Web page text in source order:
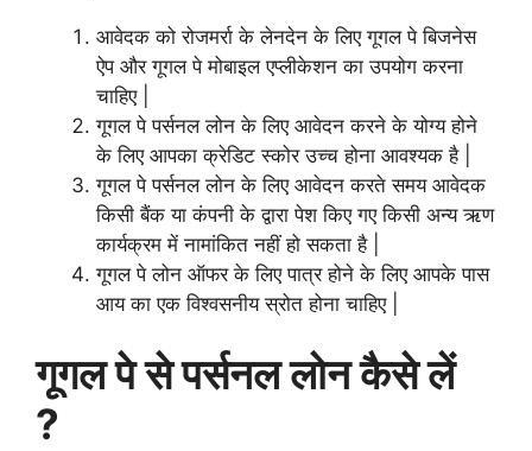
आवेदक को रोजमर्रा के लेनदेन के लिए गूगल पे बिजनेस
ऐप और गूगल पे मोबाइल एप्लीकेशन का उपयोग करना
चाहिए |
गूगल पे पर्सनल लोन के लिए आवेदन करने के योग्य होने
के लिए आपका क्रेडिट स्कोर उच्च होना आवश्यक है |
गूगल पे पर्सनल लोन के लिए आवेदन करते समय आवेदक
किसी बैंक या कंपनी के द्वारा पेश किए गए किसी अन्य ऋण
कार्यक्रम में नामांकित नहीं हो सकता है |
गूगल पे लोन ऑफर के लिए पात्र होने के लिए आपके पास
आय का एक विश्वसनीय स्रोत होना चाहिए |
गूगल पे से पर्सनल लोन कैसे लें
?